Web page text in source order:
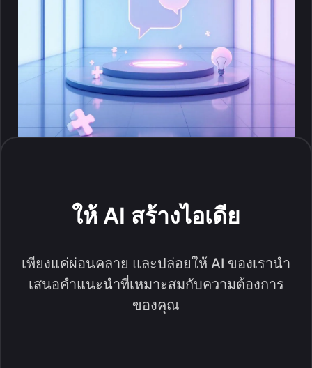
ให้ AI สร้างไอเดีย
เพียงแค่ผ่อนคลาย และปล่อยให้ AI ของเรานำ
เสนอคำแนะนำที่เหมาะสมกับความต้องการ
ของคุณ